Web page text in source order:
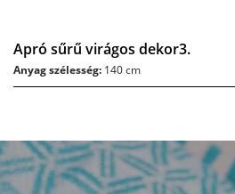
Apró sűrű virágos dekor3.
Anyag szélesség: 140 cm